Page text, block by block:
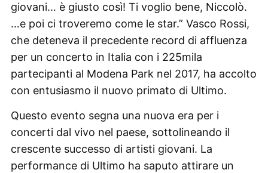
giovani… è giusto così! Ti voglio bene, Niccolò.
…e poi ci troveremo come le star.” Vasco Rossi,
che deteneva il precedente record di affluenza
per un concerto in Italia con i 225mila
partecipanti al Modena Park nel 2017, ha accolto
con entusiasmo il nuovo primato di Ultimo.
Questo evento segna una nuova era per i
concerti dal vivo nel paese, sottolineando il
crescente successo di artisti giovani. La
performance di Ultimo ha saputo attirare un